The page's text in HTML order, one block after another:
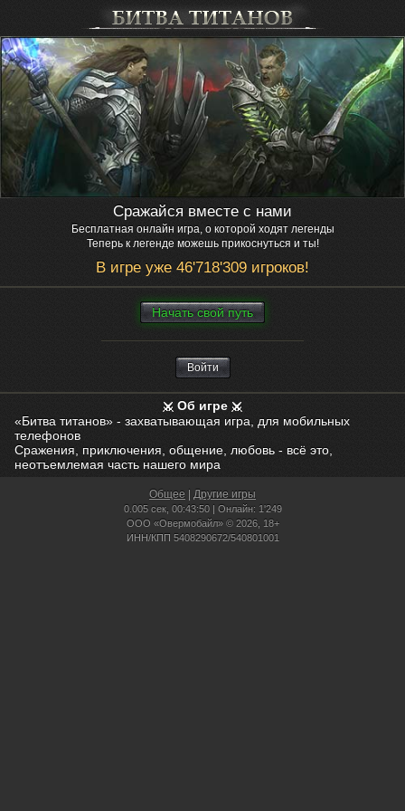
Сражайся вместе с нами
Бесплатная онлайн игра, о которой ходят легенды
Теперь к легенде можешь прикоснуться и ты!
В игре уже 46'718'309 игроков!
Нaчaть свой путь
Войти
Об игре
«Битва титанов» - захватывающая игра, для мобильных
телефонов
Сражения, приключения, общение, любовь - всё это,
неотъемлемая часть нашего мира
Общее Другие игры
0.005 сек, 00:43:50 | Онлайн: 1'249
ООО «Овермобайл» © 2026, 18+
ИНН/КПП 5408290672/540801001